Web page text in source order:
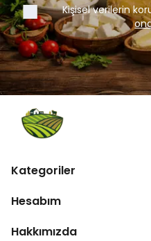
Kişisel verilerin
Kategoriler
Hesabım
Hakkımızda